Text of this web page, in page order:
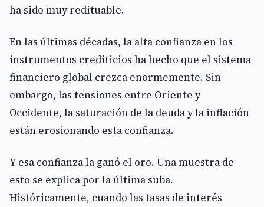
ha sido muy redituable.
En las últimas décadas, la alta confianza en los
instrumentos crediticios ha hecho que el sistema
financiero global crezca enormemente. Sin
embargo, las tensiones entre Oriente y
Occidente, la saturación de la deuda y la inflación
están erosionando esta confianza.
Y esa confianza la ganó el oro. Una muestra de
esto se explica por la última suba.
Históricamente, cuando las tasas de interés